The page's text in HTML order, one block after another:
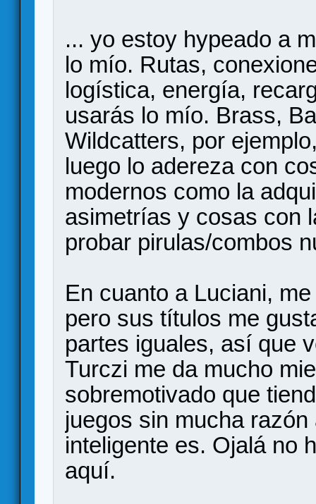
... yo estoy hypeado a
lo mío. Rutas,
logística, energía,
usarás lo mío. Brass,
Wildcatters, por
luego lo adereza con
modernos como la
asimetrías y cosas con
probar pirulas/combos
En cuanto a Luciani,
pero sus títulos me
partes iguales, así que
Turczi me da mucho
sobremotivado que
juegos sin mucha
inteligente es. Ojalá no
aquí.